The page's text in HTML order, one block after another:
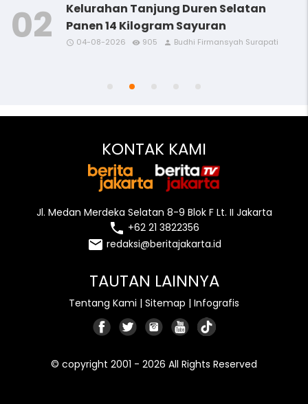
access_time remove_red_eye person
Kelurahan Tanjung Duren Selatan
Panen 14 Kilogram Sayuran
access_time 04-08-2026 remove_red_eye 905 person Budhi Firmansyah Surapati
access_time remove_red_eye person
access_time remove_red_eye person
KONTAK KAMI
Jl. Medan Merdeka Selatan 8-9 Blok F Lt. II Jakarta
local_phone +62 21 3822356
email redaksi@beritajakarta.id
TAUTAN LAINNYA
Tentang Kami | Sitemap | Infografis
© copyright 2001 - 2026 All Rights Reserved